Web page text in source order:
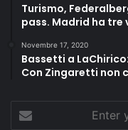
Turismo,
pass. Madrid ha tre
Novembre 17, 2020
Bassetti a
Con Zingaretti non
Enter
your